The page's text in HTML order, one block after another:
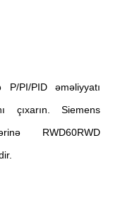
PI/PID əməliyyatı
çıxarın. Siemens
RWD60RWD